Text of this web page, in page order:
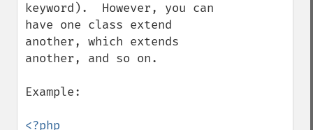
keyword).  However, you can
have one class extend
another, which extends
another, and so on.
Example: